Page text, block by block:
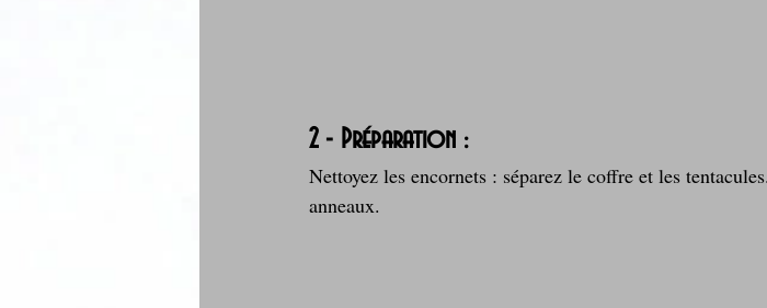
2 - Préparation :
Nettoyez les encornets : séparez le coffre et les
anneaux.